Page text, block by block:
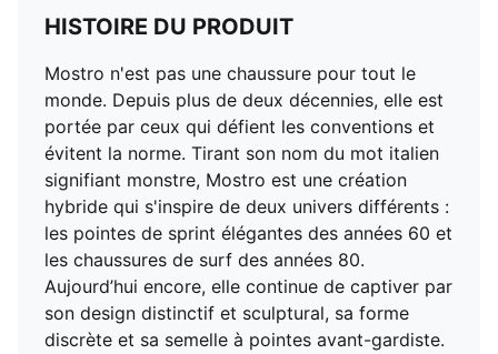
HISTOIRE DU PRODUIT
Mostro n'est pas une chaussure pour tout le
monde. Depuis plus de deux décennies, elle est
portée par ceux qui défient les conventions et
évitent la norme. Tirant son nom du mot italien
signifiant monstre, Mostro est une création
hybride qui s'inspire de deux univers différents :
les pointes de sprint élégantes des années 60 et
les chaussures de surf des années 80.
Aujourd’hui encore, elle continue de captiver par
son design distinctif et sculptural, sa forme
discrète et sa semelle à pointes avant-gardiste.